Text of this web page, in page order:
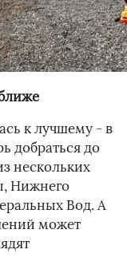
к лучшему - в
добраться до
нескольких
Нижнего
Вод. А
может